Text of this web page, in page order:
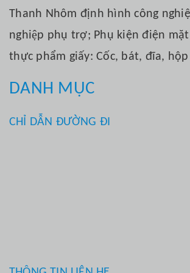
Thanh Nhôm định hình công
nghiệp phụ trợ; Phụ kiện điện
thực phẩm giấy: Cốc, bát, đĩa, hộp
DANH MỤC
CHỈ DẪN ĐƯỜNG ĐI